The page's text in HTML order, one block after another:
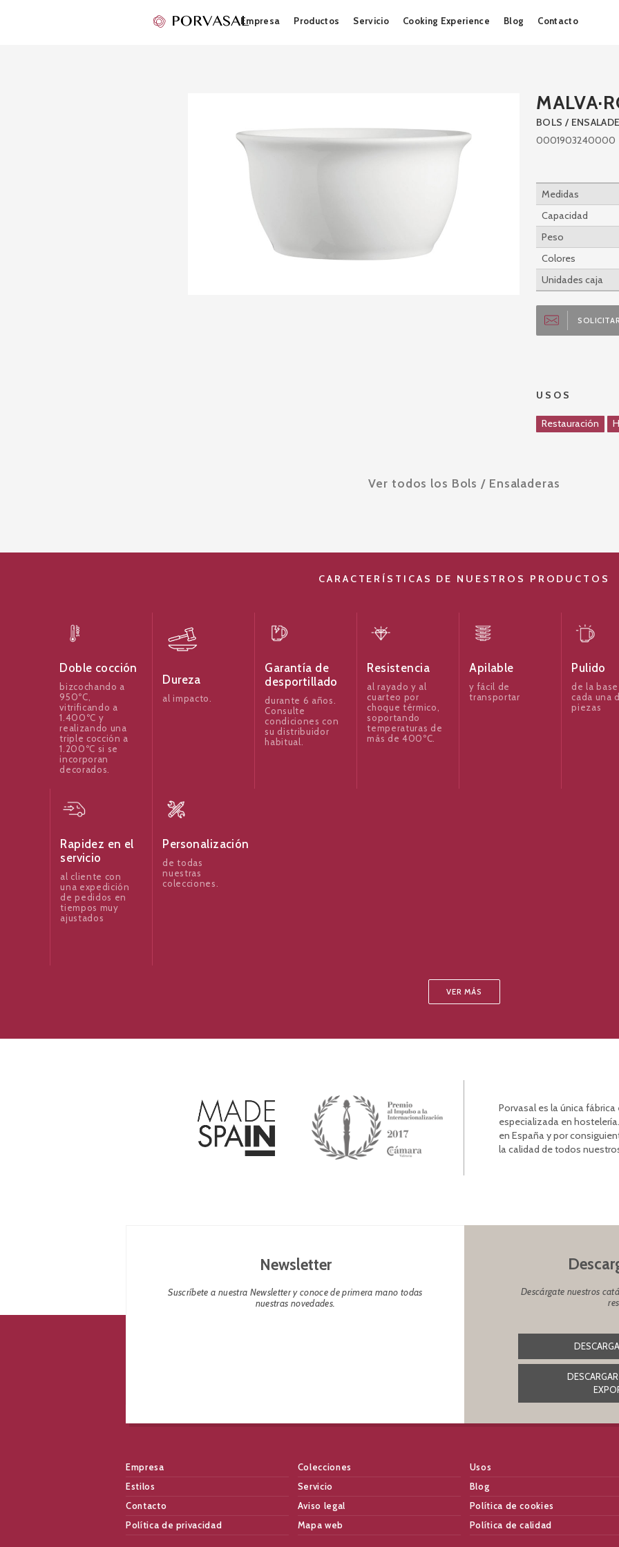
to
Empresa Productos Servicio Cooking Experience Blog Contacto
BOLS /
0001903240000
Medidas
Capacidad
Peso
Colores
Unidades caja
USOS
Restauración
Ver todos los Bols / Ensaladeras
CARACTERÍSTICAS DE NUESTROS PRODUCTOS
Doble cocción
bizcochando a
950ºC,
vitrificando a
1.400ºC y
realizando una
triple cocción a
1.200ºC si se
incorporan
decorados.
Dureza
al impacto.
Garantía de
desportillado
durante 6 años.
Consulte
condiciones con
su distribuidor
habitual.
Resistencia
al rayado y al
cuarteo por
choque térmico,
soportando
temperaturas de
más de 400ºC.
Apilable
y fácil de
transportar
Pulido
de la
cada una
piezas
Rapidez en el
servicio
al cliente con
una expedición
de pedidos en
tiempos muy
ajustados
Personalización
de todas
nuestras
colecciones.
VER MÁS
Porvasal es la única
especializada en
en España y por
la calidad de todos
Newsletter
Suscríbete a nuestra Newsletter y conoce de primera mano todas
nuestras novedades.
Descárgate nuestros
Empresa Colecciones
Usos
Estilos
Servicio
Blog
Contacto
Aviso legal
Política de cookies
Política de privacidad
Mapa web Política de calidad